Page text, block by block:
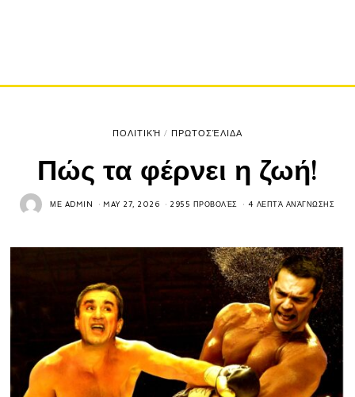
ΠΟΛΙΤΙΚΉ / ΠΡΩΤΟΣΈΛΙΔΑ
Πώς τα φέρνει η ζωή!
ΜΕ ADMIN MAY 27, 2026 2955 ΠΡΟΒΟΛΈΣ 4 ΛΕΠΤΆ ΑΝΆΓΝΩΣΗΣ